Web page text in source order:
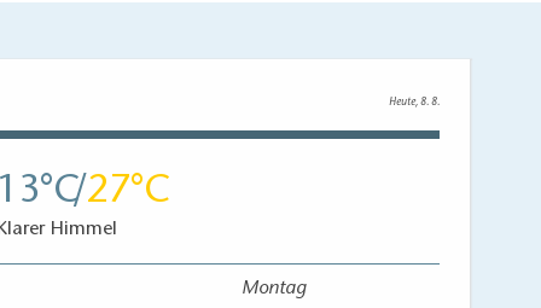
Heute, 8. 8.
13 27
Klarer Himmel
Montag